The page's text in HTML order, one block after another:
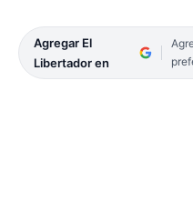
Agregar El
Libertador en